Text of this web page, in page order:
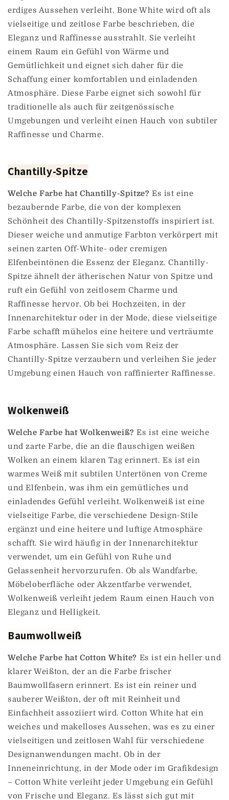
erdiges Aussehen verleiht. Bone White wird oft als
vielseitige und zeitlose Farbe beschrieben, die
Eleganz und Raffinesse ausstrahlt. Sie verleiht
einem Raum ein Gefühl von Wärme und
Gemütlichkeit und eignet sich daher für die
Schaffung einer komfortablen und einladenden
Atmosphäre. Diese Farbe eignet sich sowohl für
traditionelle als auch für zeitgenössische
Umgebungen und verleiht einen Hauch von subtiler
Raffinesse und Charme.
Chantilly-Spitze
Welche Farbe hat Chantilly-Spitze? Es ist eine
bezaubernde Farbe, die von der komplexen
Schönheit des Chantilly-Spitzenstoffs inspiriert ist.
Dieser weiche und anmutige Farbton verkörpert mit
seinen zarten Off-White- oder cremigen
Elfenbeintönen die Essenz der Eleganz. Chantilly-
Spitze ähnelt der ätherischen Natur von Spitze und
ruft ein Gefühl von zeitlosem Charme und
Raffinesse hervor. Ob bei Hochzeiten, in der
Innenarchitektur oder in der Mode, diese vielseitige
Farbe schafft mühelos eine heitere und verträumte
Atmosphäre. Lassen Sie sich vom Reiz der
Chantilly-Spitze verzaubern und verleihen Sie jeder
Umgebung einen Hauch von raffinierter Raffinesse.
Wolkenweiß
Welche Farbe hat Wolkenweiß? Es ist eine weiche
und zarte Farbe, die an die flauschigen weißen
Wolken an einem klaren Tag erinnert. Es ist ein
warmes Weiß mit subtilen Untertönen von Creme
und Elfenbein, was ihm ein gemütliches und
einladendes Gefühl verleiht. Wolkenweiß ist eine
vielseitige Farbe, die verschiedene Design-Stile
ergänzt und eine heitere und luftige Atmosphäre
schafft. Sie wird häufig in der Innenarchitektur
verwendet, um ein Gefühl von Ruhe und
Gelassenheit hervorzurufen. Ob als Wandfarbe,
Möbeloberfläche oder Akzentfarbe verwendet,
Wolkenweiß verleiht jedem Raum einen Hauch von
Eleganz und Helligkeit.
Baumwollweiß
Welche Farbe hat Cotton White? Es ist ein heller und
klarer Weißton, der an die Farbe frischer
Baumwollfasern erinnert. Es ist ein reiner und
sauberer Weißton, der oft mit Reinheit und
Einfachheit assoziiert wird. Cotton White hat ein
weiches und makelloses Aussehen, was es zu einer
vielseitigen und zeitlosen Wahl für verschiedene
Designanwendungen macht. Ob in der
Inneneinrichtung, in der Mode oder im Grafikdesign
– Cotton White verleiht jeder Umgebung ein Gefühl
von Frische und Eleganz. Es lässt sich gut mit